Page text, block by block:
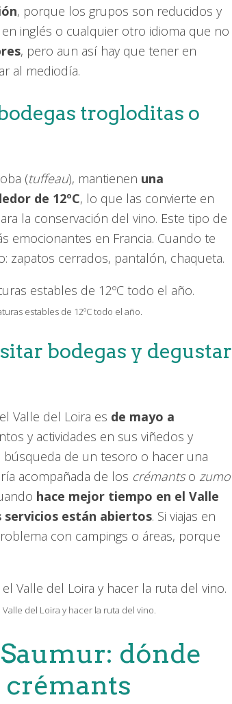
, porque los grupos son reducidos y
inglés o cualquier otro idioma que no
, pero aun así hay que tener en
al mediodía.
trogloditas o
(tuffeau), mantienen una
de 12ºC, lo que las convierte en
la conservación del vino. Este tipo de
emocionantes en Francia. Cuando te
zapatos cerrados, pantalón, chaqueta.
estables de 12ºC todo el año.
bodegas y degustar
Valle del Loira es de mayo a
y actividades en sus viñedos y
búsqueda de un tesoro o hacer una
acompañada de los crémantso zumo
hace mejor tiempo en el Valle
están abiertos. Si viajas en
con campings o áreas, porque
del Loira y hacer la ruta del vino.
dónde
crémants